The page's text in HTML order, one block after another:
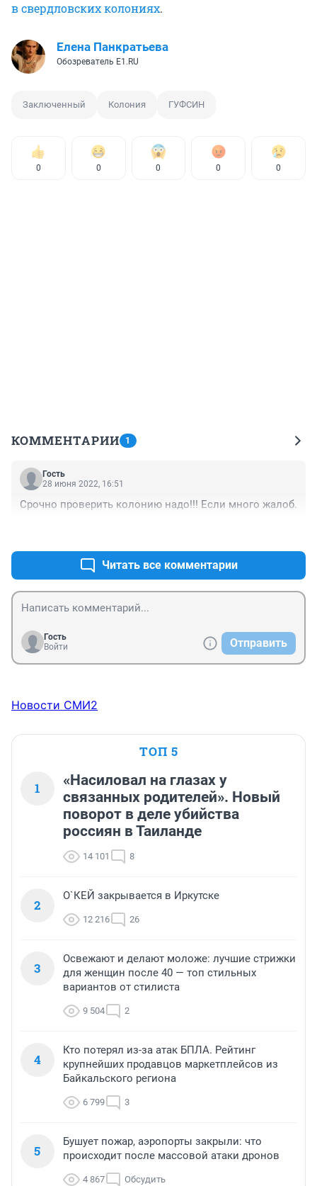
в свердловских колониях.
Елена Панкратьева
Обозреватель E1.RU
Заключенный Колония ГУФСИН
0 0 0 0 0
КОММЕНТАРИИ 1
Гость
28 июня 2022, 16:51
Срочно проверить колонию надо!!! Если много жалоб.
Читать все комментарии
Гость
Войти
Отправить
Новости СМИ2
ТОП 5
1
«Насиловал на глазах у
связанных родителей». Новый
поворот в деле убийства
россиян в Таиланде
14 101 8
2
О`КЕЙ закрывается в Иркутске
12 216 26
3
Освежают и делают моложе: лучшие стрижки
для женщин после 40 — топ стильных
вариантов от стилиста
9 504 2
4
Кто потерял из-за атак БПЛА. Рейтинг
крупнейших продавцов маркетплейсов из
Байкальского региона
6 799 3
5
Бушует пожар, аэропорты закрыли: что
происходит после массовой атаки дронов
4 867 Обсудить